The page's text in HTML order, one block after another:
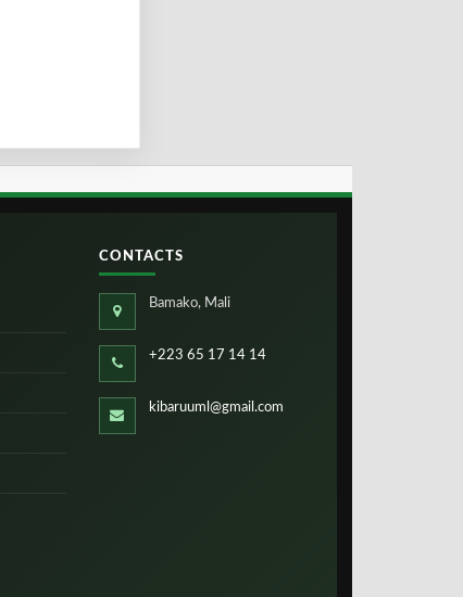
CONTACTS
Bamako, Mali
+223 65 17 14 14
kibaruuml@gmail.com